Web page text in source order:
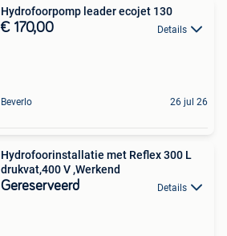
Hydrofoorpomp leader ecojet 130
€ 170,00 Details
Beverlo 26 jul 26
Hydrofoorinstallatie met Reflex 300 L
drukvat,400 V ,Werkend
Gereserveerd Details